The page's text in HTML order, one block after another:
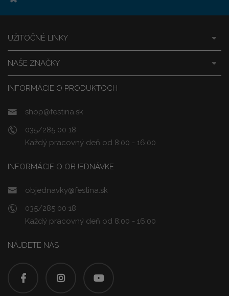
INFORMÁCIE O PRODUKTOCH
shop@festina.sk
035/285 00 18
Každý pracovný deň od 8:00 - 16:00
INFORMÁCIE O OBJEDNÁVKE
objednavky@festina.sk
035/285 00 18
Každý pracovný deň od 8:00 - 16:00
NAŠE ZNAČKY
UŽITOČNÉ LINKY
NÁJDETE NÁS